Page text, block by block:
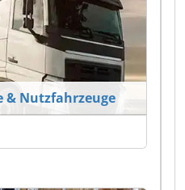
& Nutzfahrzeuge